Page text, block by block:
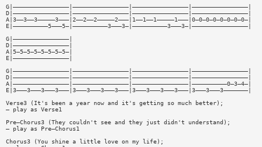
G|————————————————|————————————————|————————————————|————————————————|
D|————————————————|————————————————|————————————————|————————————————|
A|3——3——3—————3———|2——2——2—————2———|1——1——1—————1———|0—0—0—0—0—0—0—0—|
E|——————————5———5—|——————————3———3—|——————————3———3—|————————————————|
G|————————————————|
D|————————————————|
A|5—5—5—5—5—5—5—5—|
E|————————————————|
G|————————————————|————————————————|————————————————|————————————————|
D|————————————————|————————————————|————————————————|————————————————|
A|————————————————|————————————————|————————————————|——————————0—3—4—|
E|3———3———3———3———|3———3———3———3———|3———3———3———3———|3———3———3———————|
Verse3 (It's been a year now and it's getting so much better);
– play as Verse1
Pre—Chorus3 (They couldn't see and they just didn't understand);
– play as Pre—Chorus1
Chorus3 (You shine a little love on my life);